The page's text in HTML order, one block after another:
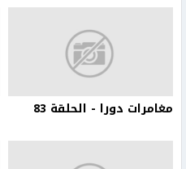
مغامرات دورا - الحلقة 83